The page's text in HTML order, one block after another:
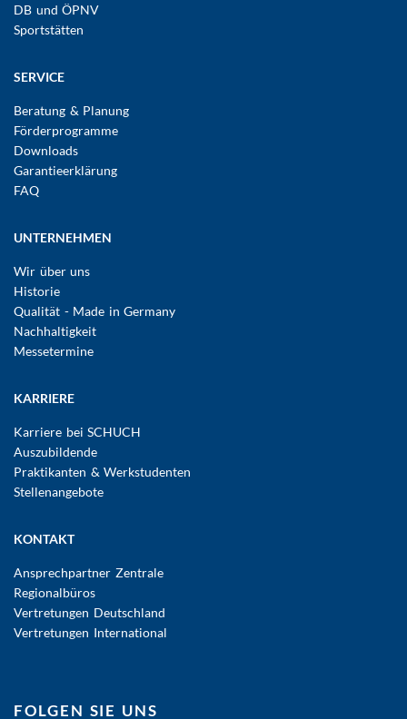
DB und ÖPNV
Sportstätten
SERVICE
Beratung & Planung
Förderprogramme
Downloads
Garantieerklärung
FAQ
UNTERNEHMEN
Wir über uns
Historie
Qualität - Made in Germany
Nachhaltigkeit
Messetermine
KARRIERE
Karriere bei SCHUCH
Auszubildende
Praktikanten & Werkstudenten
Stellenangebote
KONTAKT
Ansprechpartner Zentrale
Regionalbüros
Vertretungen Deutschland
Vertretungen International
FOLGEN SIE UNS